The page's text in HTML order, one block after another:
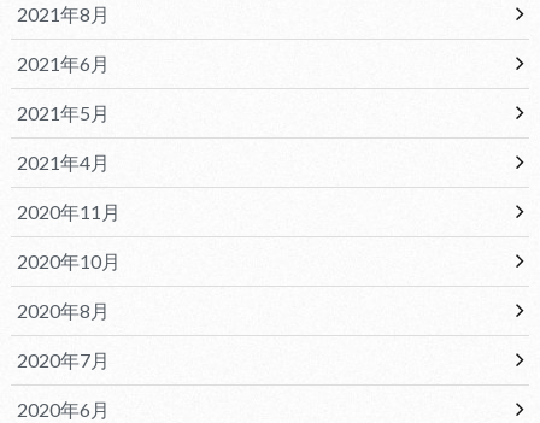
2021年8月
2021年6月
2021年5月
2021年4月
2020年11月
2020年10月
2020年8月
2020年7月
2020年6月